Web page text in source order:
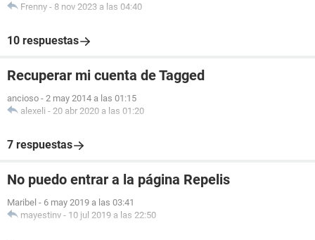
Frenny - 8 nov 2023 a las 04:40
10 respuestas
Recuperar mi cuenta de Tagged
ancioso - 2 may 2014 a las 01:15
alexeli - 20 abr 2020 a las 01:20
7 respuestas
No puedo entrar a la página Repelis
Maribel - 6 may 2019 a las 03:41
mayestinv - 10 jul 2019 a las 22:50